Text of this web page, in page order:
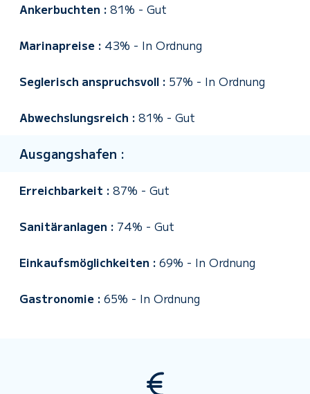
Ankerbuchten : 81% - Gut
Marinapreise : 43% - In Ordnung
Seglerisch anspruchsvoll : 57% - In Ordnung
Abwechslungsreich : 81% - Gut
Ausgangshafen :
Erreichbarkeit : 87% - Gut
Sanitäranlagen : 74% - Gut
Einkaufsmöglichkeiten : 69% - In Ordnung
Gastronomie : 65% - In Ordnung